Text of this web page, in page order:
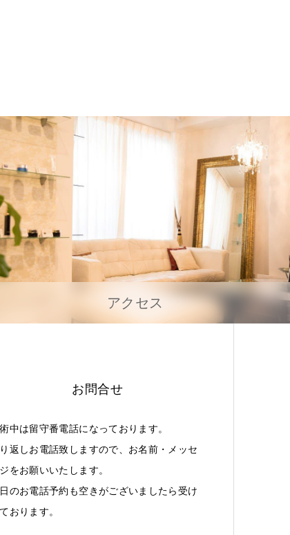
アクセス
お問合せ
中は留守番電話になっております。
返しお電話致しますので、お名前・メッセ
をお願いいたします。
のお電話予約も空きがございましたら受け
おります。